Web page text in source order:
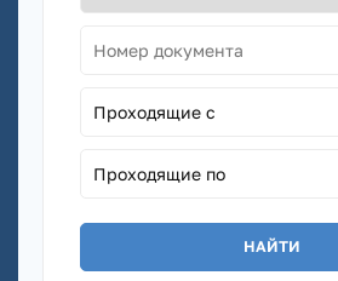
Проходящие с
Проходящие по